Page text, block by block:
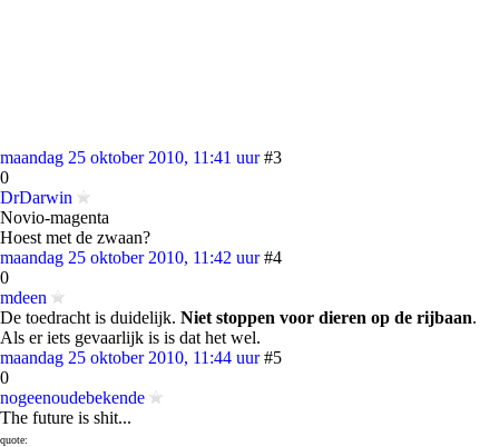
maandag 25 oktober 2010, 11:41 uur #3
0
DrDarwin
Novio-magenta
Hoest met de zwaan?
maandag 25 oktober 2010, 11:42 uur #4
0
mdeen
De toedracht is duidelijk. Niet stoppen voor dieren op de rijbaan.
Als er iets gevaarlijk is is dat het wel.
maandag 25 oktober 2010, 11:44 uur #5
0
nogeenoudebekende
The future is shit...
quote: